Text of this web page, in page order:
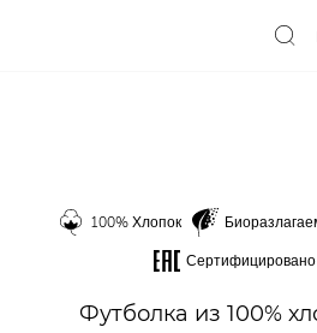
100% Хлопок
Сертифицировано
Футболка из 100%